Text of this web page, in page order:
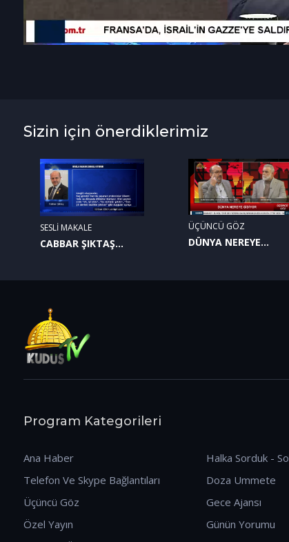
Sizin için önerdiklerimiz
SESLİ MAKALE
CABBAR ŞIKTAŞ
ÜÇÜNCÜ GÖZ
DÜNYA NEREYE
Program Kategorileri
Ana Haber
Telefon Ve Skype Bağlantıları
Üçüncü Göz
Özel Yayın
Halka Sorduk -
Doza Ummete
Gece Ajansı
Günün Yorumu